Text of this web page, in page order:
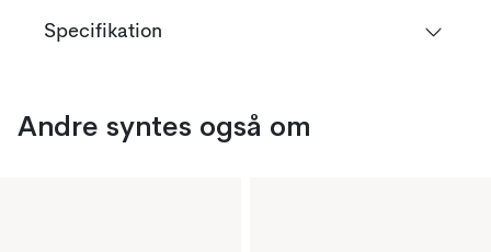
Specifikation
Andre syntes også om